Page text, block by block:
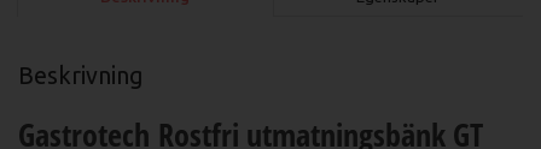
Beskrivning
Gastrotech Rostfri utmatningsbänk GT